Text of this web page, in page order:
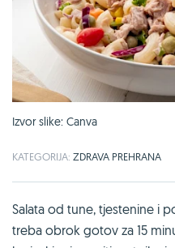
Izvor slike: Canva
KATEGORIJA: ZDRAVA PREHRANA
Salata od tune, tjestenine i
treba obrok gotov za 15